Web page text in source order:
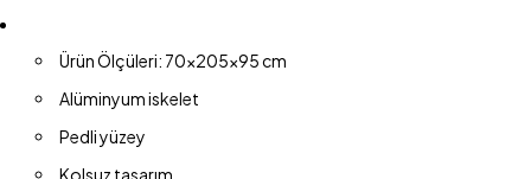
Ürün Ölçüleri: 70×205×95 cm
Alüminyum iskelet
Pedli yüzey
Kolsuz tasarım